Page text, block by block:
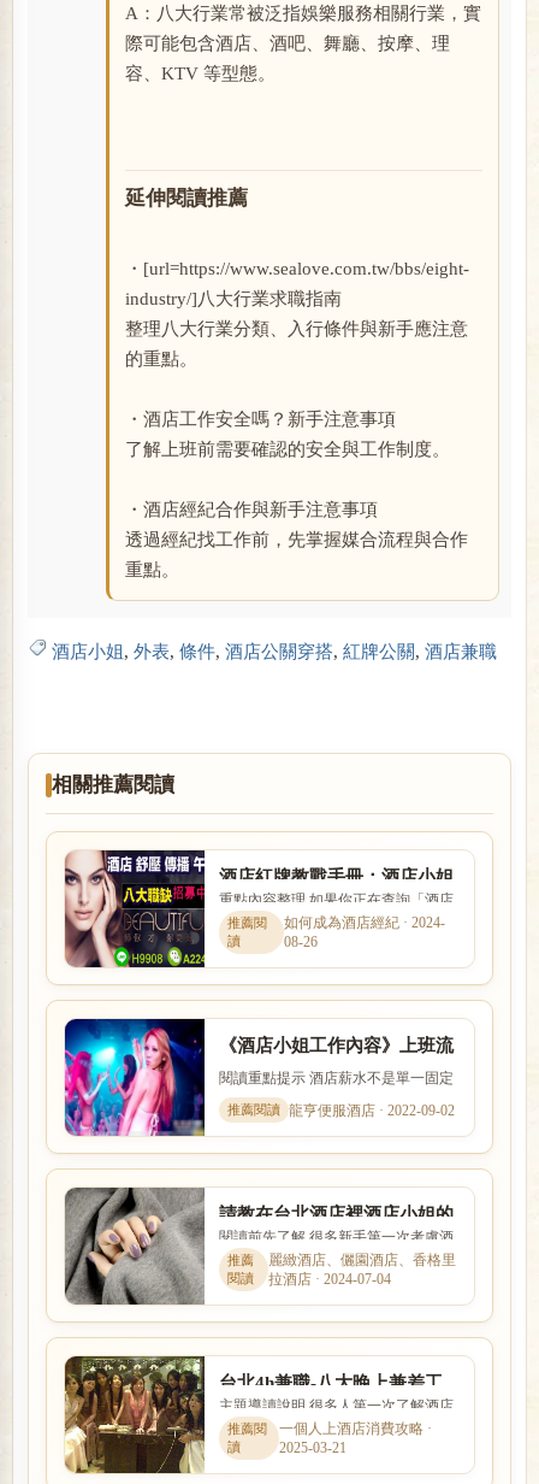
A：八大行業常被泛指娛樂服務相關行業，實
際可能包含酒店、酒吧、舞廳、按摩、理
容、KTV 等型態。
延伸閱讀推薦
・[url=https://www.sealove.com.tw/bbs/eight-
industry/]八大行業求職指南
整理八大行業分類、入行條件與新手應注意
的重點。
・酒店工作安全嗎？新手注意事項
了解上班前需要確認的安全與工作制度。
・酒店經紀合作與新手注意事項
透過經紀找工作前，先掌握媒合流程與合作
重點。
酒店小姐, 外表, 條件, 酒店公關穿搭, 紅牌公關, 酒店兼職
相關推薦閱讀
酒店紅牌教戰手冊：酒店小姐
要如何抓住客人的心?
重點內容整理 如果你正在查詢「酒店
紅牌教戰手冊：酒店小姐要如何抓住
客人的心?」，本篇會用較容...
如何成為酒店經紀 · 2024-
08-26
《酒店小姐工作內容》上班流
程節數與薪水介紹
閱讀重點提示 酒店薪水不是單一固定
數字，而是受到店型、出勤時段、節
數、客源與個人條件影響。...
龍亨便服酒店 · 2022-09-02
請教在台北酒店裡酒店小姐的
薪資工作內容?
閱讀前先了解 很多新手第一次考慮酒
店工作時，會同時擔心工作內容、安
全性、收入、上班時間與是...
麗緻酒店、儷園酒店、香格里
拉酒店 · 2024-07-04
台北4h兼職-八大晚上兼差工
作免喝酒日領現領
主題導讀說明 很多人第一次了解酒店
工作時，最在意的就是收入怎麼計
算、是否可以日領現領，以及...
一個人上酒店消費攻略 ·
2025-03-21